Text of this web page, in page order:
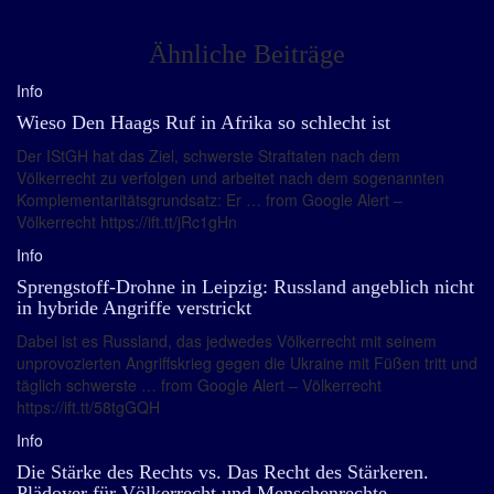
Ähnliche Beiträge
Info
Wieso Den Haags Ruf in Afrika so schlecht ist
Der IStGH hat das Ziel, schwerste Straftaten nach dem
Völkerrecht zu verfolgen und arbeitet nach dem sogenannten
Komplementaritätsgrundsatz: Er … from Google Alert –
Völkerrecht https://ift.tt/jRc1gHn
Info
Sprengstoff-Drohne in Leipzig: Russland angeblich nicht
in hybride Angriffe verstrickt
Dabei ist es Russland, das jedwedes Völkerrecht mit seinem
unprovozierten Angriffskrieg gegen die Ukraine mit Füßen tritt und
täglich schwerste … from Google Alert – Völkerrecht
https://ift.tt/58tgGQH
Info
Die Stärke des Rechts vs. Das Recht des Stärkeren.